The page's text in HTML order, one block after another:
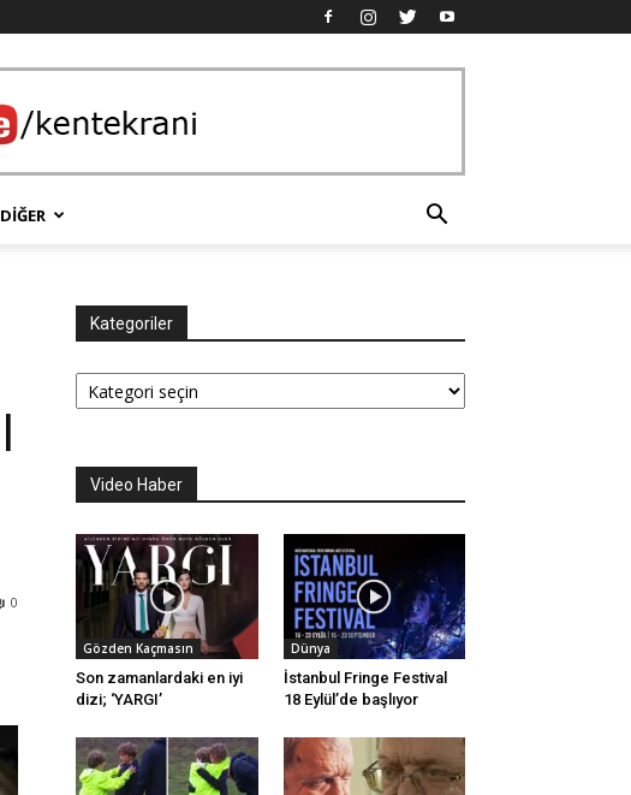
DIĞER
0
Kategoriler
Kategoriler
Video Haber
Gözden Kaçmasın
Son zamanlardaki en iyi
dizi; ‘YARGI’
Dünya
İstanbul Fringe Festival
18 Eylül’de başlıyor